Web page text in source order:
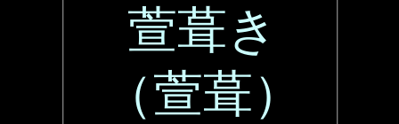
萱葺き
（萱葺）